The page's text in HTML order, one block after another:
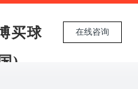
买球
)
在线咨询